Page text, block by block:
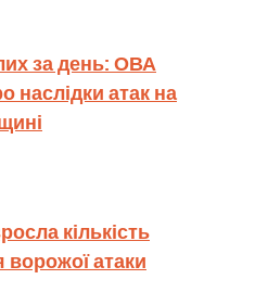
за день: ОВА
наслідки атак на
кількість
ворожої атаки